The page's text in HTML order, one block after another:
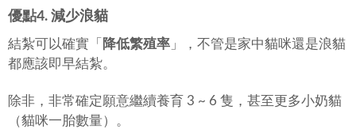
優點4. 減少浪貓
結紮可以確實「 降低繁殖率 」，不管是家中貓咪還是浪貓
都應該即早結紮。
除非，非常確定願意繼續養育 3 ~ 6 隻，甚至更多小奶貓
（貓咪一胎數量）。